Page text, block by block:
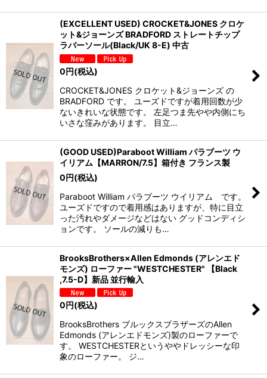
(EXCELLENT USED) CROCKET&JONES クロケ
ット&ジョーンズ BRADFORD ストレートチップ
ラバーソール(Black/UK 8-E) 中古
0円(税込)
CROCKET&JONES クロケット&ジョーンズ の
BRADFORD です。 ユーズドですが着用回数が少
ないきれいな状態です。 左足つま先やや内側にち
いさな窪みがあります。 目立…
(GOOD USED)Paraboot William パラブーツ ウ
イリアム【MARRON/7.5】箱付き フランス製
0円(税込)
Paraboot William パラブーツ ウイリアム です。
ユーズドですので着用感はありますが、特に目立
った汚れやダメージなどはない グッドコンディシ
ョンです。 ソールの減りも…
BrooksBrothers×Allen Edmonds (アレンエド
モンズ) ローファー "WESTCHESTER" 【Black
,7.5-D】新品 並行輸入
0円(税込)
BrooksBrothers ブルックスブラザーズのAllen
Edmonds (アレンエドモンズ)製のローファーで
す。 WESTCHESTERというややドレッシーな印
象のローファー。 ジ…